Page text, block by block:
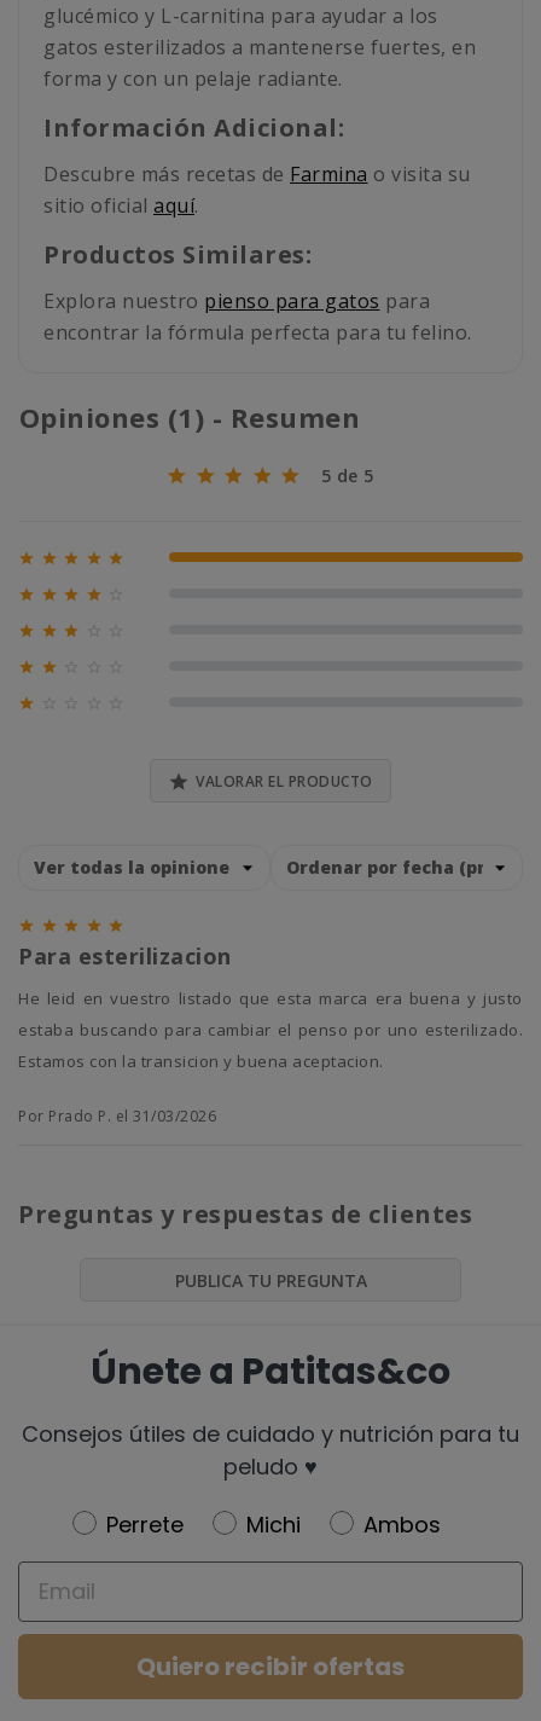
glucémico y L-carnitina para ayudar a los
gatos esterilizados a mantenerse fuertes, en
forma y con un pelaje radiante.
Información Adicional:
Descubre más recetas de Farmina o visita su
sitio oficial aquí.
Productos Similares:
Explora nuestro pienso para gatos para
encontrar la fórmula perfecta para tu felino.
Opiniones (1) - Resumen
5 de 5
     100% (1)
   
  
 

 VALORAR EL PRODUCTO
    
Para esterilizacion
He leid en vuestro listado que esta marca era buena y justo
estaba buscando para cambiar el penso por uno esterilizado.
Estamos con la transicion y buena aceptacion.
Por Prado P. el 31/03/2026
Preguntas y respuestas de clientes
PUBLICA TU PREGUNTA
Únete a Patitas&co
Consejos útiles de cuidado y nutrición para tu
peludo ♥️
Newsletter
Perrete Michi
Ambos
Email
Quiero recibir ofertas